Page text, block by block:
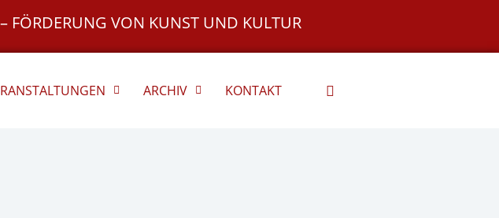
FÖRDERUNG VON KUNST UND KULTUR
ARCHIV KONTAKT